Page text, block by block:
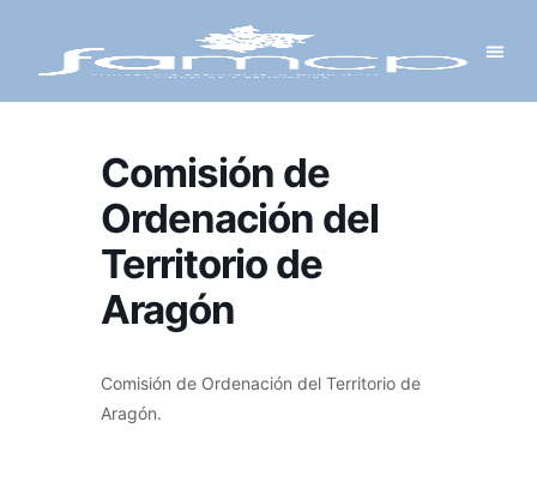
Comisión de
Ordenación del
Territorio de
Aragón
Comisión de Ordenación del Territorio de
Aragón.